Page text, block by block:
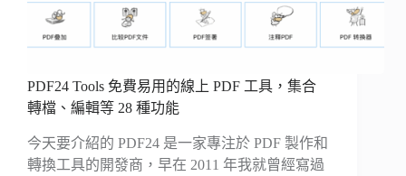
PDF24 Tools 免費易用的線上 PDF 工具，集合
轉檔、編輯等 28 種功能
今天要介紹的 PDF24 是一家專注於 PDF 製作和
轉換工具的開發商，早在 2011 年我就曾經寫過